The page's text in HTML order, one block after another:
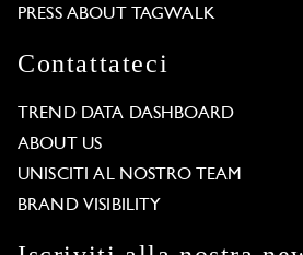
PRESS ABOUT TAGWALK
Contattateci
TREND DATA DASHBOARD
ABOUT US
UNISCITI AL NOSTRO TEAM
BRAND VISIBILITY